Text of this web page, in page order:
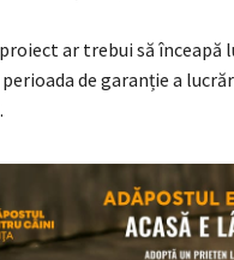
ar trebui să
perioada de garanție a